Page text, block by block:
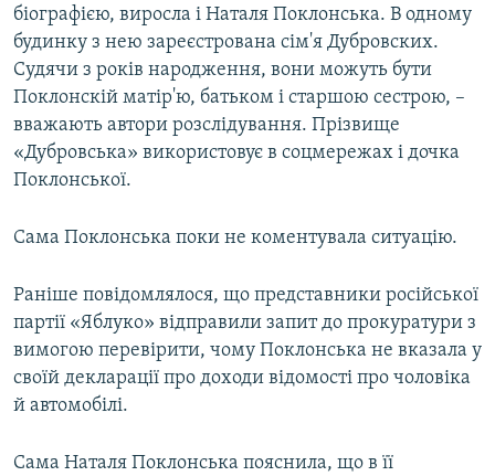
біографією, виросла і Наталя Поклонська. В одному
будинку з нею зареєстрована сім'я Дубровских.
Судячи з років народження, вони можуть бути
Поклонскій матір'ю, батьком і старшою сестрою, –
вважають автори розслідування. Прізвище
«Дубровська» використовує в соцмережах і дочка
Поклонської.
Сама Поклонська поки не коментувала ситуацію.
Раніше повідомлялося, що представники російської
партії «Яблуко» відправили запит до прокуратури з
вимогою перевірити, чому Поклонська не вказала у
своїй декларації про доходи відомості про чоловіка
й автомобілі.
Сама Наталя Поклонська пояснила, що в її